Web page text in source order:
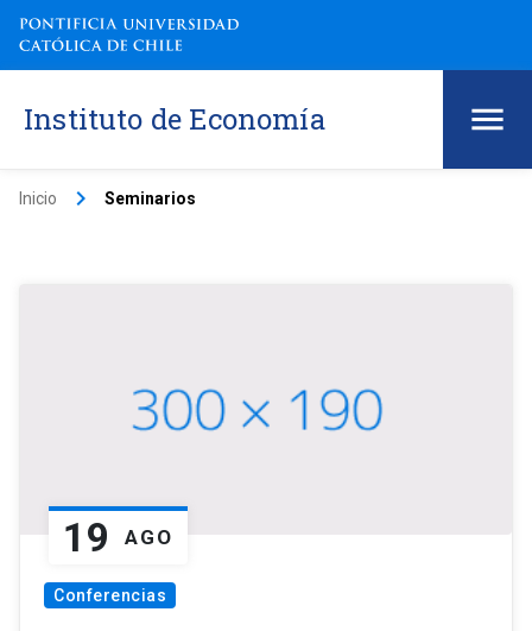
Instituto de Economía
Inicio keyboard_arrow_right Seminarios
19 AGO
Conferencias